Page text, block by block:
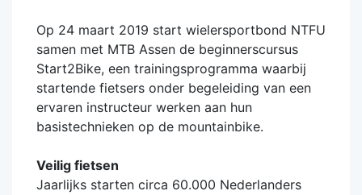
Op 24 maart 2019 start wielersportbond NTFU
samen met MTB Assen de beginnerscursus
Start2Bike, een trainingsprogramma waarbij
startende fietsers onder begeleiding van een
ervaren instructeur werken aan hun
basistechnieken op de mountainbike.
Veilig fietsen
Jaarlijks starten circa 60.000 Nederlanders